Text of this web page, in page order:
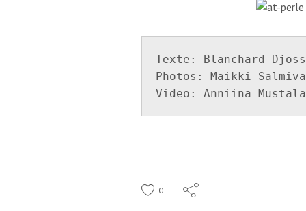
Texte: Blanchard
Photos: Maikki
Video: Anniina
0